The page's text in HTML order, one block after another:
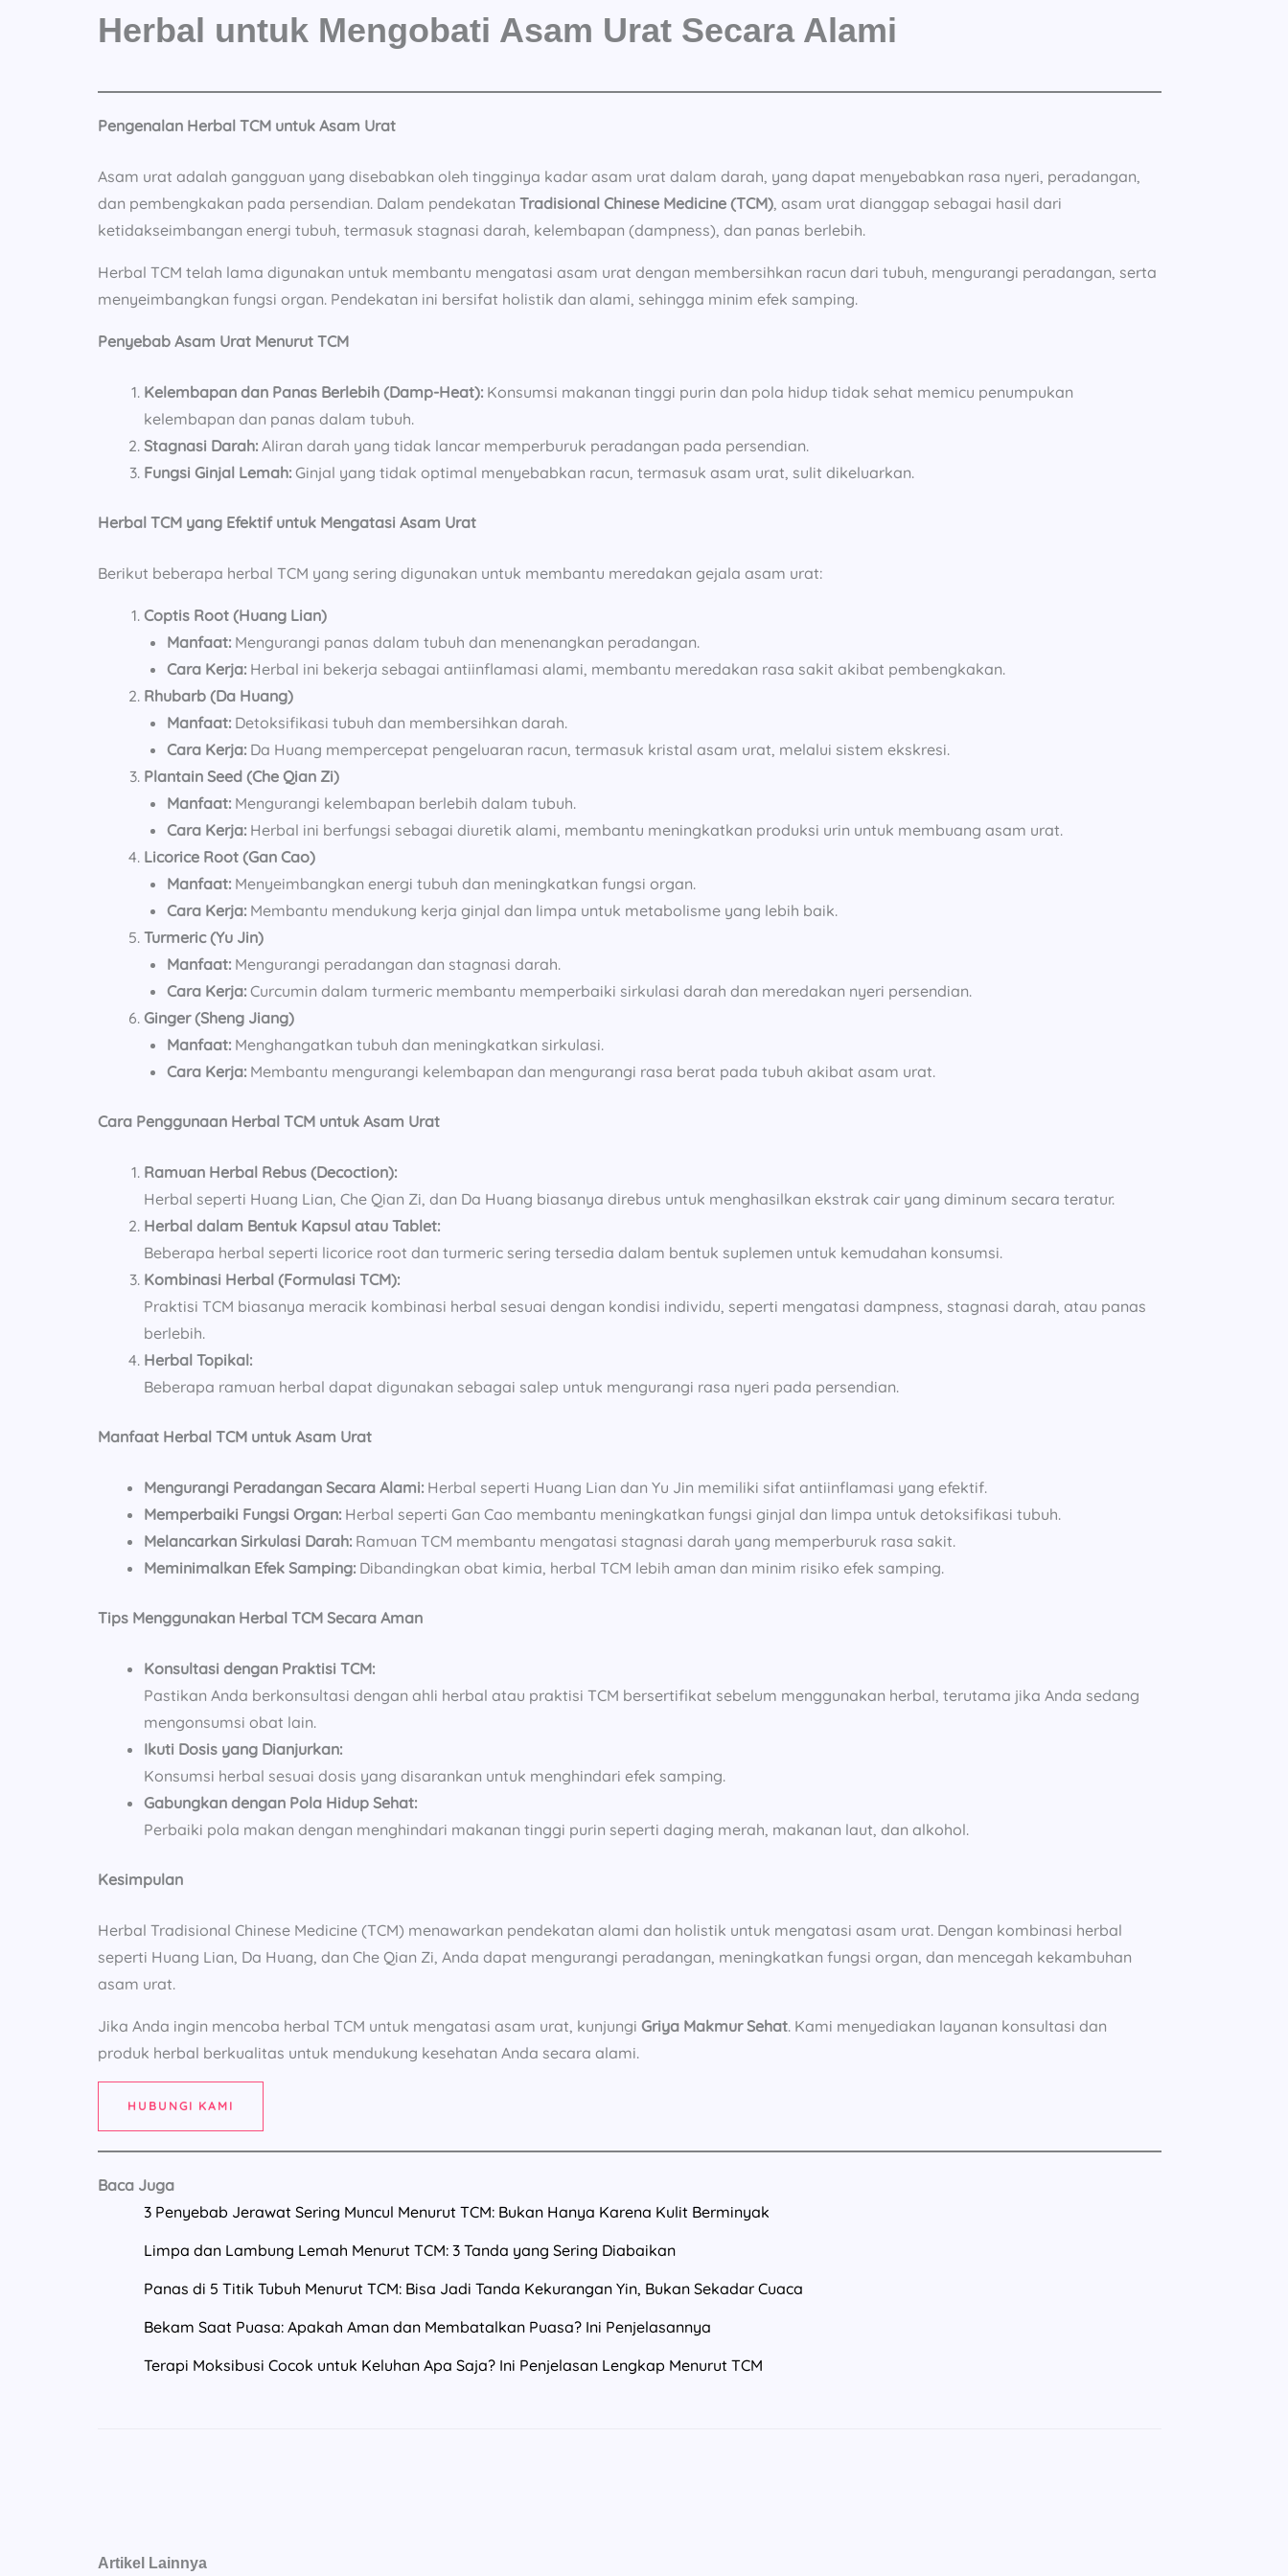
Herbal untuk Mengobati Asam Urat Secara Alami
Pengenalan Herbal TCM untuk Asam Urat
Asam urat adalah gangguan yang disebabkan oleh tingginya kadar asam urat dalam darah, yang dapat menyebabkan rasa nyeri, peradangan,
dan pembengkakan pada persendian. Dalam pendekatan Tradisional Chinese Medicine (TCM), asam urat dianggap sebagai hasil dari
ketidakseimbangan energi tubuh, termasuk stagnasi darah, kelembapan (dampness), dan panas berlebih.
Herbal TCM telah lama digunakan untuk membantu mengatasi asam urat dengan membersihkan racun dari tubuh, mengurangi peradangan, serta
menyeimbangkan fungsi organ. Pendekatan ini bersifat holistik dan alami, sehingga minim efek samping.
Penyebab Asam Urat Menurut TCM
Kelembapan dan Panas Berlebih (Damp-Heat): Konsumsi makanan tinggi purin dan pola hidup tidak sehat memicu penumpukan
kelembapan dan panas dalam tubuh.
Stagnasi Darah: Aliran darah yang tidak lancar memperburuk peradangan pada persendian.
Fungsi Ginjal Lemah: Ginjal yang tidak optimal menyebabkan racun, termasuk asam urat, sulit dikeluarkan.
Herbal TCM yang Efektif untuk Mengatasi Asam Urat
Berikut beberapa herbal TCM yang sering digunakan untuk membantu meredakan gejala asam urat:
Coptis Root (Huang Lian)
Manfaat: Mengurangi panas dalam tubuh dan menenangkan peradangan.
Cara Kerja: Herbal ini bekerja sebagai antiinflamasi alami, membantu meredakan rasa sakit akibat pembengkakan.
Rhubarb (Da Huang)
Manfaat: Detoksifikasi tubuh dan membersihkan darah.
Cara Kerja: Da Huang mempercepat pengeluaran racun, termasuk kristal asam urat, melalui sistem ekskresi.
Plantain Seed (Che Qian Zi)
Manfaat: Mengurangi kelembapan berlebih dalam tubuh.
Cara Kerja: Herbal ini berfungsi sebagai diuretik alami, membantu meningkatkan produksi urin untuk membuang asam urat.
Licorice Root (Gan Cao)
Manfaat: Menyeimbangkan energi tubuh dan meningkatkan fungsi organ.
Cara Kerja: Membantu mendukung kerja ginjal dan limpa untuk metabolisme yang lebih baik.
Turmeric (Yu Jin)
Manfaat: Mengurangi peradangan dan stagnasi darah.
Cara Kerja: Curcumin dalam turmeric membantu memperbaiki sirkulasi darah dan meredakan nyeri persendian.
Ginger (Sheng Jiang)
Manfaat: Menghangatkan tubuh dan meningkatkan sirkulasi.
Cara Kerja: Membantu mengurangi kelembapan dan mengurangi rasa berat pada tubuh akibat asam urat.
Cara Penggunaan Herbal TCM untuk Asam Urat
Ramuan Herbal Rebus (Decoction):
Herbal seperti Huang Lian, Che Qian Zi, dan Da Huang biasanya direbus untuk menghasilkan ekstrak cair yang diminum secara teratur.
Herbal dalam Bentuk Kapsul atau Tablet:
Beberapa herbal seperti licorice root dan turmeric sering tersedia dalam bentuk suplemen untuk kemudahan konsumsi.
Kombinasi Herbal (Formulasi TCM):
Praktisi TCM biasanya meracik kombinasi herbal sesuai dengan kondisi individu, seperti mengatasi dampness, stagnasi darah, atau panas
berlebih.
Herbal Topikal:
Beberapa ramuan herbal dapat digunakan sebagai salep untuk mengurangi rasa nyeri pada persendian.
Manfaat Herbal TCM untuk Asam Urat
Mengurangi Peradangan Secara Alami: Herbal seperti Huang Lian dan Yu Jin memiliki sifat antiinflamasi yang efektif.
Memperbaiki Fungsi Organ: Herbal seperti Gan Cao membantu meningkatkan fungsi ginjal dan limpa untuk detoksifikasi tubuh.
Melancarkan Sirkulasi Darah: Ramuan TCM membantu mengatasi stagnasi darah yang memperburuk rasa sakit.
Meminimalkan Efek Samping: Dibandingkan obat kimia, herbal TCM lebih aman dan minim risiko efek samping.
Tips Menggunakan Herbal TCM Secara Aman
Konsultasi dengan Praktisi TCM:
Pastikan Anda berkonsultasi dengan ahli herbal atau praktisi TCM bersertifikat sebelum menggunakan herbal, terutama jika Anda sedang
mengonsumsi obat lain.
Ikuti Dosis yang Dianjurkan:
Konsumsi herbal sesuai dosis yang disarankan untuk menghindari efek samping.
Gabungkan dengan Pola Hidup Sehat:
Perbaiki pola makan dengan menghindari makanan tinggi purin seperti daging merah, makanan laut, dan alkohol.
Kesimpulan
Herbal Tradisional Chinese Medicine (TCM) menawarkan pendekatan alami dan holistik untuk mengatasi asam urat. Dengan kombinasi herbal
seperti Huang Lian, Da Huang, dan Che Qian Zi, Anda dapat mengurangi peradangan, meningkatkan fungsi organ, dan mencegah kekambuhan
asam urat.
Jika Anda ingin mencoba herbal TCM untuk mengatasi asam urat, kunjungi Griya Makmur Sehat. Kami menyediakan layanan konsultasi dan
produk herbal berkualitas untuk mendukung kesehatan Anda secara alami.
HUBUNGI KAMI
Baca Juga
3 Penyebab Jerawat Sering Muncul Menurut TCM: Bukan Hanya Karena Kulit Berminyak
Limpa dan Lambung Lemah Menurut TCM: 3 Tanda yang Sering Diabaikan
Panas di 5 Titik Tubuh Menurut TCM: Bisa Jadi Tanda Kekurangan Yin, Bukan Sekadar Cuaca
Bekam Saat Puasa: Apakah Aman dan Membatalkan Puasa? Ini Penjelasannya
Terapi Moksibusi Cocok untuk Keluhan Apa Saja? Ini Penjelasan Lengkap Menurut TCM
Artikel Lainnya